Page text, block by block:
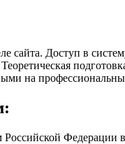
сайта. Доступ в
на
Федерации